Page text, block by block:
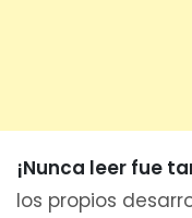
¡Nunca leer fue
los propios